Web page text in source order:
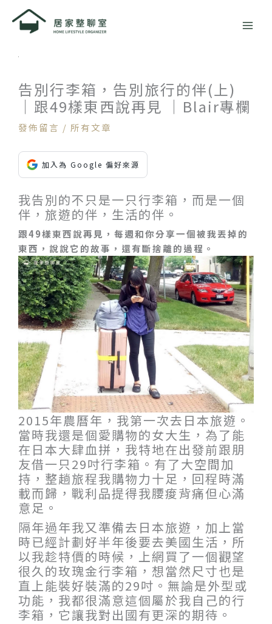
告別行李箱，告別旅行的伴(上)
｜跟49樣東西說再見 ｜Blair專欄
發佈留言 / 所有文章
加入為 Google 偏好來源
我告別的不只是一只行李箱，而是一個
伴，旅遊的伴，生活的伴。
跟49樣東西說再見，每週和你分享一個被我丟掉的
東西，說說它的故事，還有斷捨離的過程。
2015年農曆年，我第一次去日本旅遊。
當時我還是個愛購物的女大生，為了能
在日本大肆血拼，我特地在出發前跟朋
友借一只29吋行李箱。有了大空間加
持，整趟旅程我購物力十足，回程時滿
載而歸，戰利品提得我腰痠背痛但心滿
意足。
隔年過年我又準備去日本旅遊，加上當
時已經計劃好半年後要去美國生活，所
以我趁特價的時候，上網買了一個觀望
很久的玫瑰金行李箱，想當然尺寸也是
直上能裝好裝滿的29吋。無論是外型或
功能，我都很滿意這個屬於我自己的行
李箱，它讓我對出國有更深的期待。